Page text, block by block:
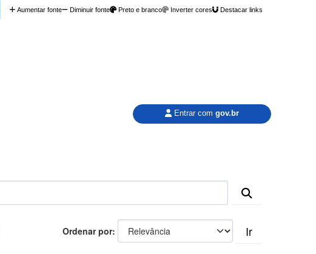
Aumentar fonte Diminuir fonte Preto e branco Inverter cores Destacar links
Entrar com gov.br
Ordenar por Ir